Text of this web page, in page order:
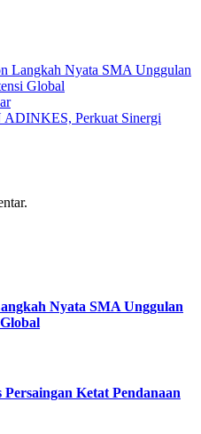
Langkah Nyata SMA Unggulan
Global
Perkuat Sinergi
Nyata SMA Unggulan
Persaingan Ketat Pendanaan